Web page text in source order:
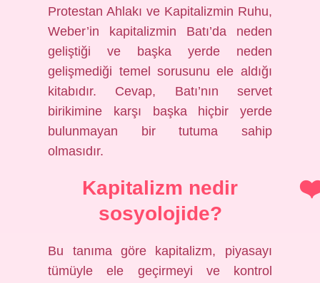
Protestan Ahlakı ve Kapitalizmin Ruhu,
Weber’in kapitalizmin Batı’da neden
geliştiği ve başka yerde neden
gelişmediği temel sorusunu ele aldığı
kitabıdır. Cevap, Batı’nın servet
birikimine karşı başka hiçbir yerde
bulunmayan bir tutuma sahip
olmasıdır.
Kapitalizm nedir
sosyolojide?
Bu tanıma göre kapitalizm, piyasayı
tümüyle ele geçirmeyi ve kontrol